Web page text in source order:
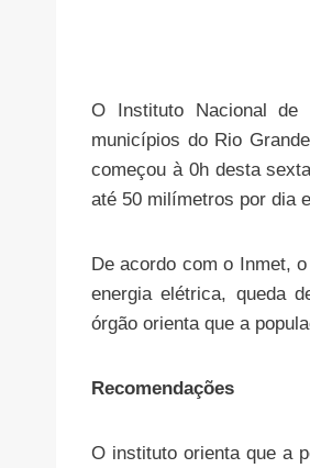
O Instituto Nacional de
municípios do Rio
começou à 0h desta
até 50 milímetros por dia
De acordo com o Inmet,
energia elétrica, queda
órgão orienta que a
Recomendações
O instituto orienta que a